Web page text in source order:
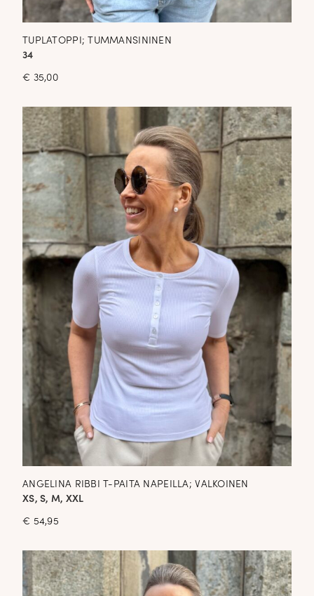
TUPLATOPPI; TUMMANSININEN
34
€ 35,00
ANGELINA RIBBI T-PAITA NAPEILLA; VALKOINEN
XS, S, M, XXL
€ 54,95